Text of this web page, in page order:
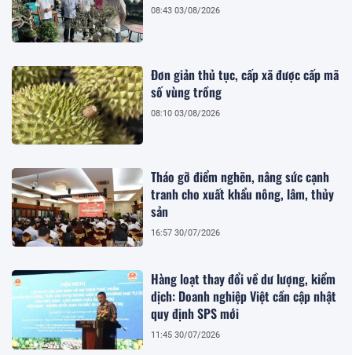
08:43 03/08/2026
Đơn giản thủ tục, cấp xã được cấp mã
số vùng trồng
08:10 03/08/2026
Tháo gỡ điểm nghẽn, nâng sức cạnh
tranh cho xuất khẩu nông, lâm, thủy
sản
16:57 30/07/2026
Hàng loạt thay đổi về dư lượng, kiểm
dịch: Doanh nghiệp Việt cần cập nhật
quy định SPS mới
11:45 30/07/2026